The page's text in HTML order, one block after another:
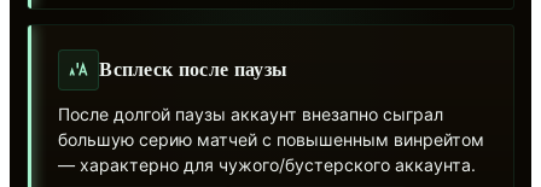
Всплеск после паузы
После долгой паузы аккаунт внезапно сыграл
большую серию матчей с повышенным винрейтом
— характерно для чужого/бустерского аккаунта.